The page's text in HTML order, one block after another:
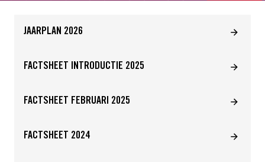
JAARPLAN 2026
FACTSHEET INTRODUCTIE 2025
FACTSHEET FEBRUARI 2025
FACTSHEET 2024